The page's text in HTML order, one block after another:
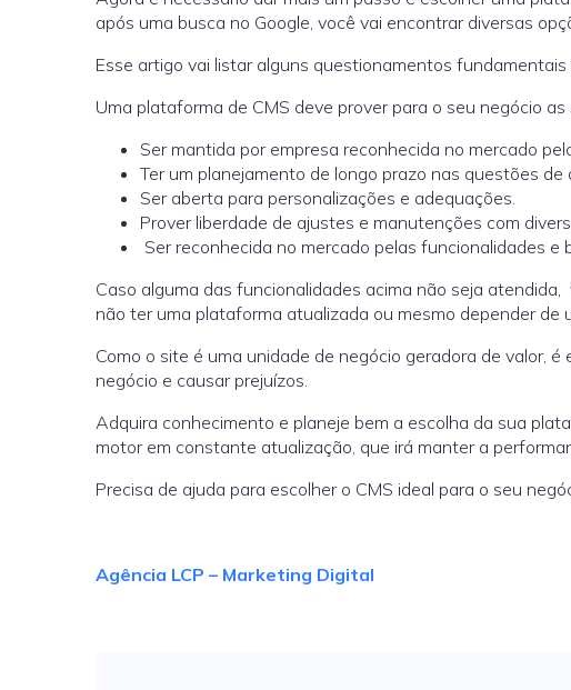
após uma busca no Google, você vai encontrar diversas
Esse artigo vai listar alguns questionamentos fundamentais
Uma plataforma de CMS deve prover para o seu negócio
Ser mantida por empresa reconhecida no mercado
Ter um planejamento de longo prazo nas questões
Ser aberta para personalizações e adequações.
Prover liberdade de ajustes e manutenções com
Ser reconhecida no mercado pelas funcionalidades e
Caso alguma das funcionalidades acima não seja
não ter uma plataforma atualizada ou mesmo depender
Como o site é uma unidade de negócio geradora de valor,
negócio e causar prejuízos.
Adquira conhecimento e planeje bem a escolha da sua
motor em constante atualização, que irá manter a
Precisa de ajuda para escolher o CMS ideal para o seu
Agência LCP – Marketing Digital